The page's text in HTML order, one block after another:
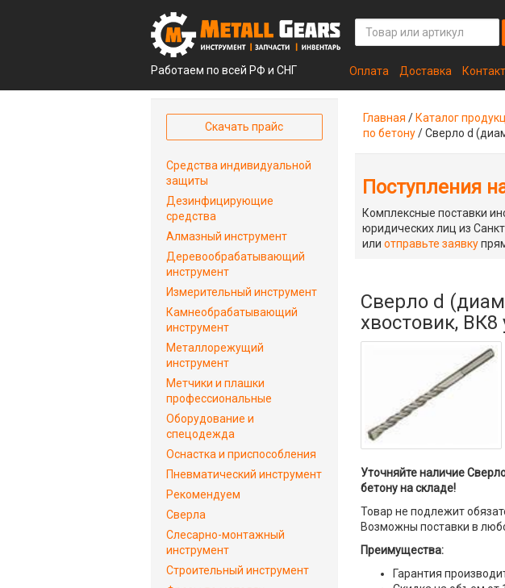
Работаем по всей РФ и СНГ Оплата Доставка
Главная / Каталог
по бетону/Сверло d
Поступления
Комплексные поставки
юридических лиц из
или отправьте заявку
Сверло d
хвостовик,
Уточняйте наличие
бетону на складе!
Товар не подлежит
Возможны поставки в
Преимущества:
Гарантия
Скачать прайс
Средства индивидуальной
защиты
Дезинфицирующие
средства
Алмазный инструмент
Деревообрабатывающий
инструмент
Измерительный инструмент
Камнеобрабатывающий
инструмент
Металлорежущий
инструмент
Метчики и плашки
профессиональные
Оборудование и
спецодежда
Оснастка и приспособления
Пневматический инструмент
Рекомендуем
Сверла
Слесарно-монтажный
инструмент
Строительный инструмент